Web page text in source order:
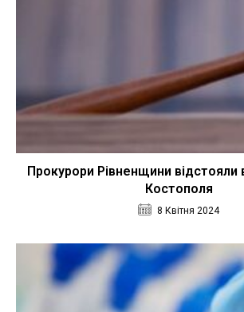
Прокурори Рівненщини відстояли
Костополя
8 Квітня 2024